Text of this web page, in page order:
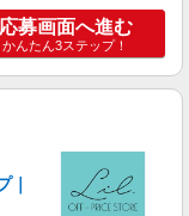
応募画面へ進む
かんたん3ステップ！
｜